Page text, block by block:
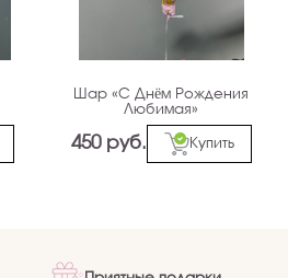
Шар «С Днём Рождения
Любимая»
450 руб. Купить